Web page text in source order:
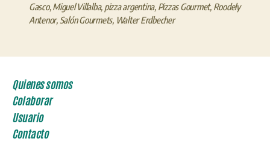
Gasco,Miguel Villalba, pizza argentina, Pizzas Gourmet, Roodely
Antenor, Salón Gourmets, Walter Erdbecher
Quienes somos
Colaborar
Usuario
Contacto